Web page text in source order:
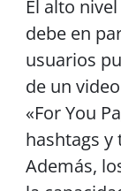
El alto
debe en
usuarios
de un
«For You
hashtags y
Además,